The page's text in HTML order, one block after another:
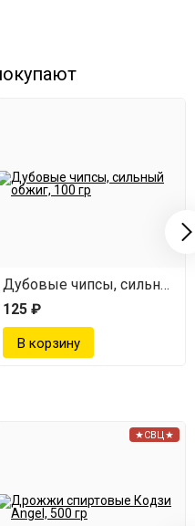
Дубовые чипсы, сильный
125 ₽
★СВЦ★